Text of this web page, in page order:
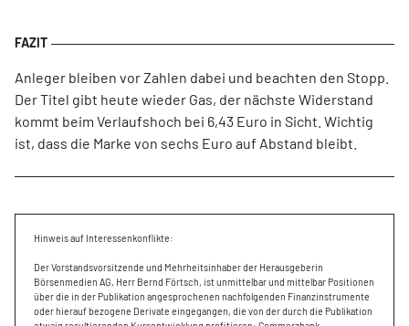
Anleger bleiben vor Zahlen dabei und beachten den Stopp.
Der Titel gibt heute wieder Gas, der nächste Widerstand
kommt beim Verlaufshoch bei 6,43 Euro in Sicht. Wichtig
ist, dass die Marke von sechs Euro auf Abstand bleibt.
Hinweis auf Interessenkonflikte:
Der Vorstandsvorsitzende und Mehrheitsinhaber der Herausgeberin
Börsenmedien AG, Herr Bernd Förtsch, ist unmittelbar und mittelbar Positionen
über die in der Publikation angesprochenen nachfolgenden Finanzinstrumente
oder hierauf bezogene Derivate eingegangen, die von der durch die Publikation